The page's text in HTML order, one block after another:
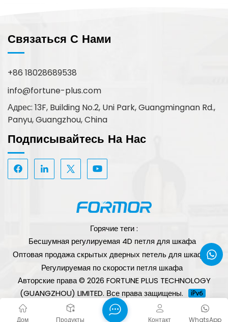
Связаться С Нами
+86 18028689538
info@fortune-plus.com
Адрес: 13F, Building No.2, Uni Park, Guangmingnan Rd.,
Panyu, Guangzhou, China
Подписывайтесь На Нас
Горячие теги :
Бесшумная регулируемая 4D петля для шкафа
Оптовая продажа скрытых дверных петель для шкафов
Регулируемая по скорости петля шкафа
Авторские права © 2026 FORTUNE PLUS TECHNOLOGY
(GUANGZHOU) LIMITED. Все права защищены.
поддерживается сетьБлог
политика
конфиденциальности
Карта сайта
Дом Продукты WhatsApp
Контакт